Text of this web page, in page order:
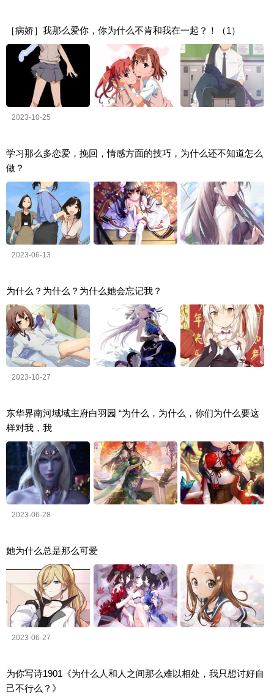
［病娇］我那么爱你，你为什么不肯和我在一起？！（1）
2023-10-25
学习那么多恋爱，挽回，情感方面的技巧，为什么还不知道怎么
做？
2023-06-13
为什么？为什么？为什么她会忘记我？
2023-10-27
东华界南河域域主府白羽园 “为什么，为什么，你们为什么要这
样对我，我
2023-06-28
她为什么总是那么可爱
2023-06-27
为你写诗1901《为什么人和人之间那么难以相处，我只想讨好自
己不行么？》